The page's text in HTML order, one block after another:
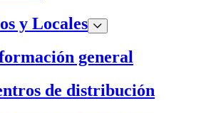
y Locales
general
de distribución